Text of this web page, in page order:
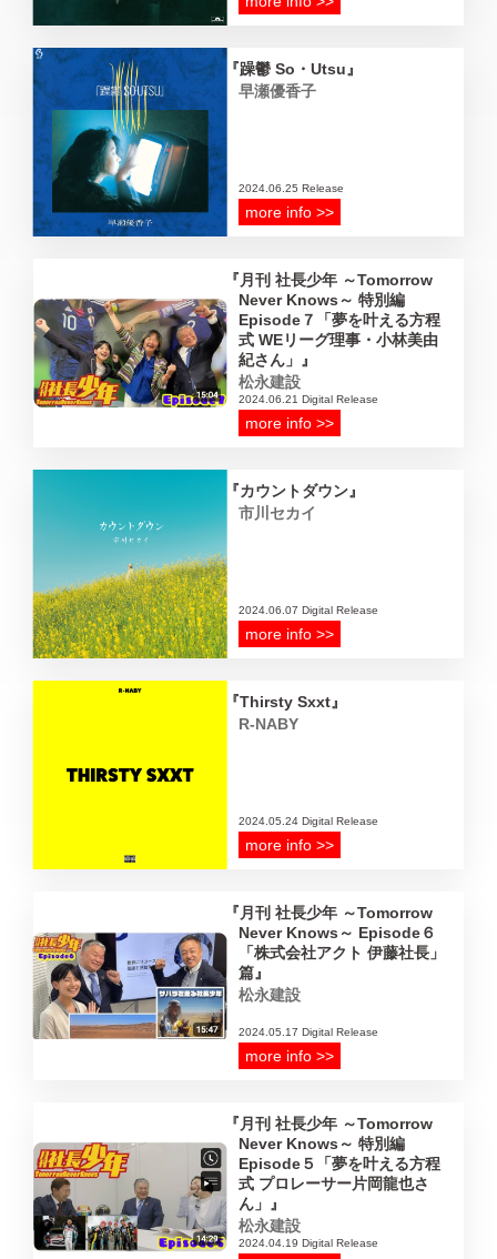
躁鬱 So・Utsu
早瀬優香子
2024.06.25 Release
more info >>
月刊 社長少年 ～Tomorrow
Never Knows～ 特別編
Episode７「夢を叶える方程
式 WEリーグ理事・小林美由
紀さん」
松永建設
2024.06.21 Digital Release
more info >>
カウントダウン
市川セカイ
2024.06.07 Digital Release
more info >>
Thirsty Sxxt
R-NABY
2024.05.24 Digital Release
more info >>
月刊 社長少年 ～Tomorrow
Never Knows～ Episode６
「株式会社アクト 伊藤社長」
篇
松永建設
2024.05.17 Digital Release
more info >>
月刊 社長少年 ～Tomorrow
Never Knows～ 特別編
Episode５「夢を叶える方程
式 プロレーサー片岡龍也さ
ん」
松永建設
2024.04.19 Digital Release